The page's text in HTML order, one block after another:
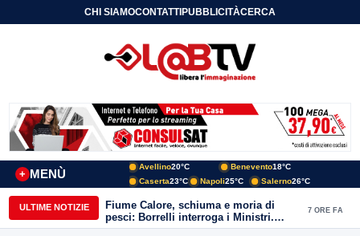
CHI SIAMOCONTATTIPUBBLICITÀCERCA
MENÙ
+
Avellino20°C Benevento18°C
Caserta23°C Napoli25°C Salerno26°C
ULTIME NOTIZIE
Fiume Calore, schiuma e moria di
pesci: Borrelli interroga i Ministri.
“Benevento paga l’assenza del
7 ORE FA